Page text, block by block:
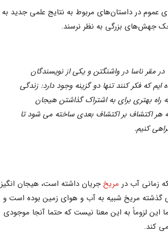
عموم در داستان‌های مربوط به نتایج علمی جدید به
جهش‌های بزرگی به نظر نرسند.
مقر ناسا در واشنگتن و یکی از نویسندگان
که فکر کنند تنها دو گزینه وجود دارد: زندگی
راه بهتری برای به اشتراک گذاشتن هیجان
هر اکتشاف بر اکتشاف بعدی ساخته می شود تا
کنیم.
زمانی آب در مریخ جریان داشته است، هیجان انگیز
مریخ شبیه به آب و هوای زمین بوده است و
این لزوماً به این معنا نیست که حتما آنجا موجودی
کند.